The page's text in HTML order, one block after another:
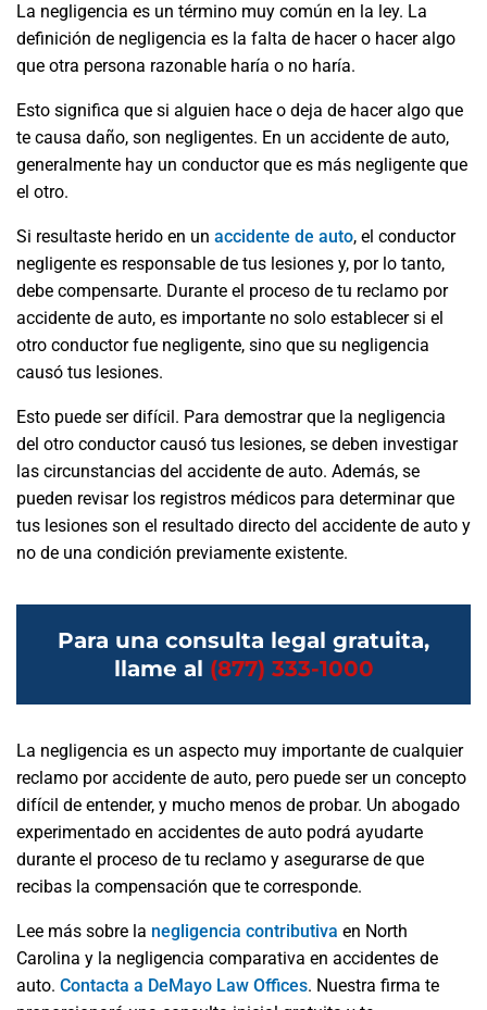
La negligencia es un término muy común en la ley. La
definición de negligencia es la falta de hacer o hacer algo
que otra persona razonable haría o no haría.
Esto significa que si alguien hace o deja de hacer algo que
te causa daño, son negligentes. En un accidente de auto,
generalmente hay un conductor que es más negligente que
el otro.
Si resultaste herido en un accidente de auto, el conductor
negligente es responsable de tus lesiones y, por lo tanto,
debe compensarte. Durante el proceso de tu reclamo por
accidente de auto, es importante no solo establecer si el
otro conductor fue negligente, sino que su negligencia
causó tus lesiones.
Esto puede ser difícil. Para demostrar que la negligencia
del otro conductor causó tus lesiones, se deben investigar
las circunstancias del accidente de auto. Además, se
pueden revisar los registros médicos para determinar que
tus lesiones son el resultado directo del accidente de auto y
no de una condición previamente existente.
Para una consulta legal gratuita,
llame al (877) 333-1000
La negligencia es un aspecto muy importante de cualquier
reclamo por accidente de auto, pero puede ser un concepto
difícil de entender, y mucho menos de probar. Un abogado
experimentado en accidentes de auto podrá ayudarte
durante el proceso de tu reclamo y asegurarse de que
recibas la compensación que te corresponde.
Lee más sobre la negligencia contributiva en North
Carolina y la negligencia comparativa en accidentes de
auto. Contacta a DeMayo Law Offices. Nuestra firma te